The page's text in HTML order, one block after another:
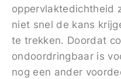
oppervlaktedichtheid
niet snel de kans
te trekken. Doordat
ondoordringbaar is
nog een ander